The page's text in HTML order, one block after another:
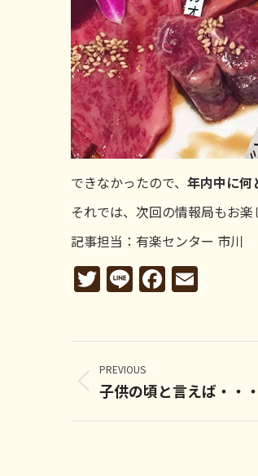
できなかったので、 年内中に何
それでは、次回の情報局もお
記事担当：有楽センター 市川
Twitter
Line
Post
navigation
PREVIOUS
Previous
子供の頃と言えば・・